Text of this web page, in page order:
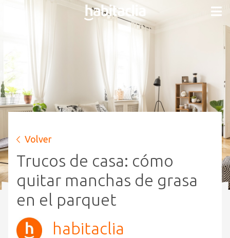
Volver
Trucos de casa: cómo
quitar manchas de grasa
en el parquet
habitaclia